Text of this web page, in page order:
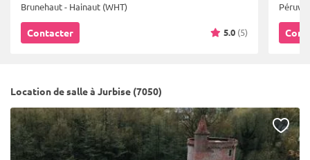
Brunehaut - Hainaut (WHT)
Contacter 5.0 (5)
Location de salle à Jurbise (7050)